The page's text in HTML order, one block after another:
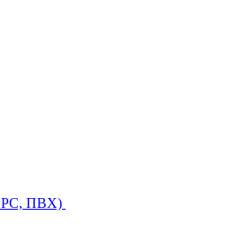
ПВХ)